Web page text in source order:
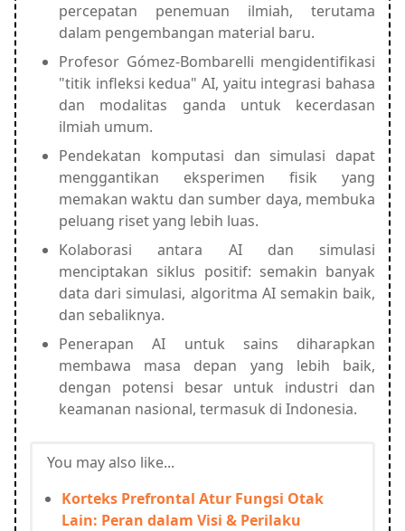
percepatan penemuan ilmiah, terutama
dalam pengembangan material baru.
Profesor Gómez-Bombarelli mengidentifikasi
"titik infleksi kedua" AI, yaitu integrasi bahasa
dan modalitas ganda untuk kecerdasan
ilmiah umum.
Pendekatan komputasi dan simulasi dapat
menggantikan eksperimen fisik yang
memakan waktu dan sumber daya, membuka
peluang riset yang lebih luas.
Kolaborasi antara AI dan simulasi
menciptakan siklus positif: semakin banyak
data dari simulasi, algoritma AI semakin baik,
dan sebaliknya.
Penerapan AI untuk sains diharapkan
membawa masa depan yang lebih baik,
dengan potensi besar untuk industri dan
keamanan nasional, termasuk di Indonesia.
You may also like...
Korteks Prefrontal Atur Fungsi Otak
Lain: Peran dalam Visi & Perilaku